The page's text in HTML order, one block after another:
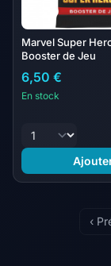
Marvel Super
Booster de Jeu
6,50 €
En stock
‹